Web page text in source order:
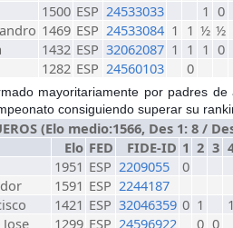
1500 ESP 24533033 1 0
1469 ESP 24533084 1 1 ½ ½
1432 ESP 32062087 1 1 1 0
1282 ESP 24560103 0
mayoritariamente por padres
consiguiendo superar su
(Elo medio:1566, Des 1: 8 /
Elo FED FIDE-ID 1 2 3
1951 ESP 2209055 0
1591 ESP 2244187
1421 ESP 32046359 0 1 1
1299 ESP 24596922 0 0